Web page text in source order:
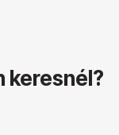
keresnél?